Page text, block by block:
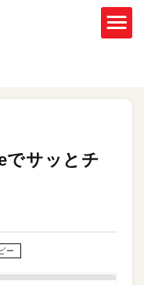
でサッとチ
ー